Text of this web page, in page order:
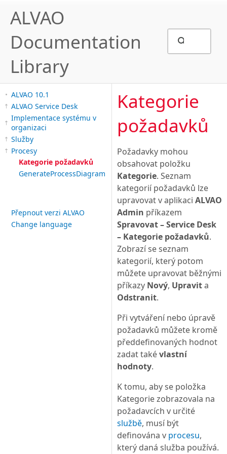
ALVAO
Documentation
Library
ALVAO 10.1
ALVAO Service Desk
Implementace systému v
organizaci
Služby
Procesy
Kategorie požadavků
GenerateProcessDiagram
Přepnout verzi ALVAO
Change language
Kategorie
požadavků
Požadavky mohou
obsahovat položku
Kategorie. Seznam
kategorií požadavků lze
upravovat v aplikaci ALVAO
Admin příkazem
Spravovat – Service Desk
– Kategorie požadavků.
Zobrazí se seznam
kategorií, který potom
můžete upravovat běžnými
příkazy Nový, Upravita
Odstranit.
Při vytváření nebo úpravě
požadavků můžete kromě
předdefinovaných hodnot
zadat takévlastní
hodnoty.
K tomu, aby se položka
Kategorie zobrazovala na
požadavcích v určité
službě, musí být
definována v procesu,
který daná služba používá.